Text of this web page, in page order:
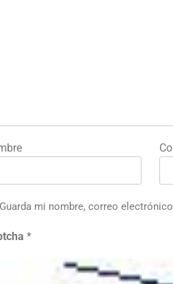
Guarda mi nombre, correo
*